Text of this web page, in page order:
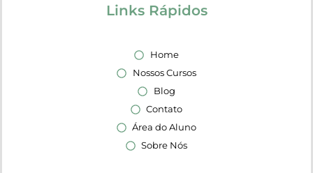
Links Rápidos
Home
Nossos Cursos
Blog
Contato
Área do Aluno
Sobre Nós